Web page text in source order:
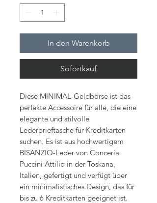
In den Warenkorb
Sofortkauf
Diese MINIMAL-Geldbörse ist das
perfekte Accessoire für alle, die eine
elegante und stilvolle
Lederbrieftasche für Kreditkarten
suchen. Es ist aus hochwertigem
BISANZIO-Leder von Conceria
Puccini Attilio in der Toskana,
Italien, gefertigt und verfügt über
ein minimalistisches Design, das für
bis zu 6 Kreditkarten geeignet ist.